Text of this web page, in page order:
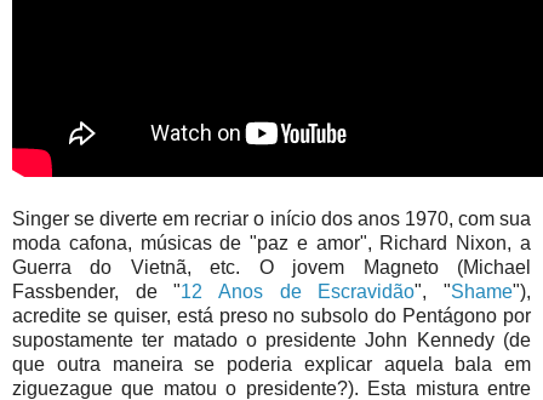
Singer se diverte em recriar o início dos anos 1970, com sua
moda cafona, músicas de "paz e amor", Richard Nixon, a
Guerra do Vietnã, etc. O jovem Magneto (Michael
Fassbender, de "12 Anos de Escravidão", "Shame"),
acredite se quiser, está preso no subsolo do Pentágono por
supostamente ter matado o presidente John Kennedy (de
que outra maneira se poderia explicar aquela bala em
ziguezague que matou o presidente?). Esta mistura entre